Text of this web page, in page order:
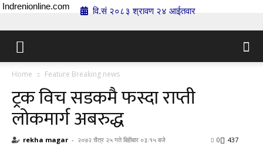
Indrenionline.com वि.सं २०८३ श्रावण २४ आईतवार
Home Feature Breaking news
ट्रक विच सडकमै फस्दा राप्ती
लोकमार्ग अबरुद्ध
rekha magar - २०७२ चैत्र २५ गते बिहीबार ०३:१५ बजे 437
0